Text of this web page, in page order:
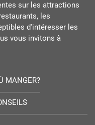
sur les attractions
les
d'intéresser les
vous invitons à
MANGER?